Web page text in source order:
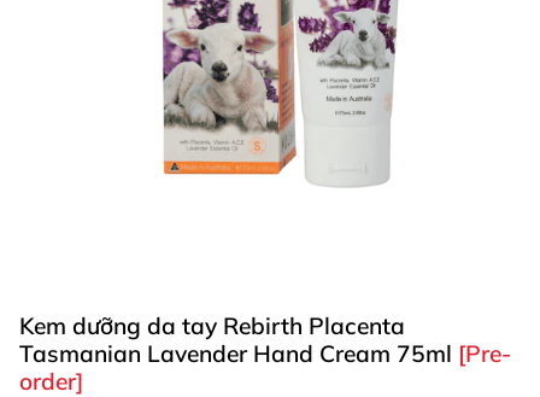
Kem dưỡng da tay Rebirth Placenta
Tasmanian Lavender Hand Cream 75ml [Pre-
order]